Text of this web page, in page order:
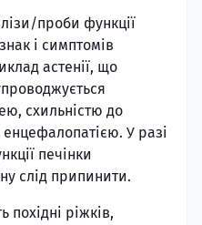
проби функції
і симптомів
астенії, що
схильністю до
У разі
печінки
слід припинити.
похідні ріжків,